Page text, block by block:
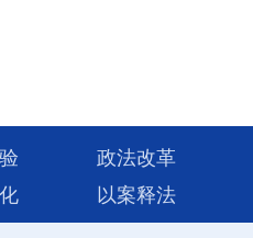
政法改革
以案释法